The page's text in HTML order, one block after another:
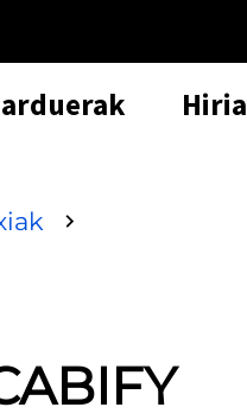
Hiria